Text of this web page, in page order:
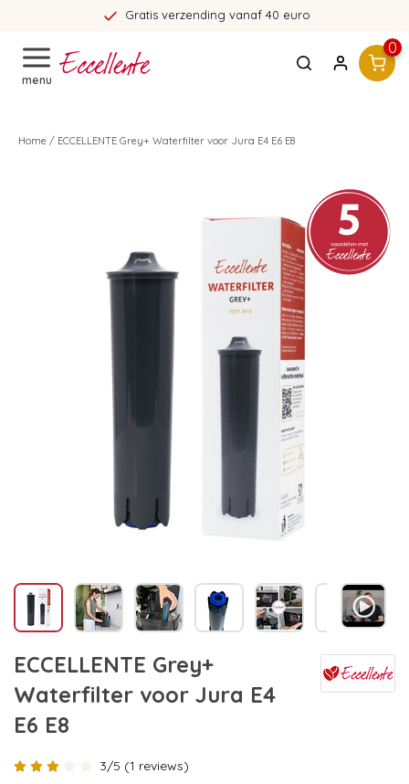
vanaf 40 euro
menu
0
Home / ECCELLENTE Grey+ Waterfilter voor Jura E4 E6 E8
ECCELLENTE Grey+
Waterfilter voor Jura E4
E6 E8
3/5 (1 reviews)